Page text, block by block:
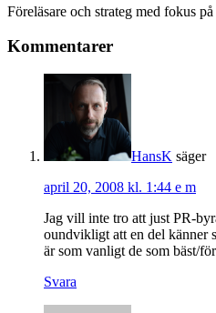
Föreläsare och strateg med fokus
Kommentarer
HansK säger
april 20, 2008 kl. 1:44 e m
Jag vill inte tro att just PR-
oundvikligt att en del känner
är som vanligt de som bäst/
Svara